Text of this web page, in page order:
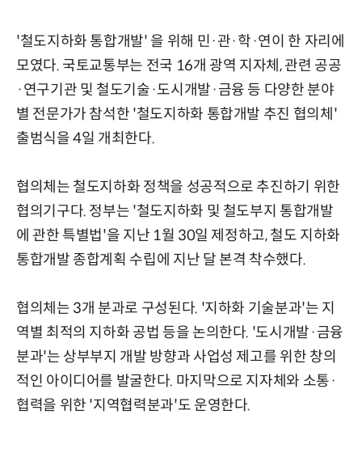
'철도지하화 통합개발' 을 위해 민·관·학·연이 한 자리에
모였다. 국토교통부는 전국 16개 광역 지자체, 관련 공공
·연구기관 및 철도기술·도시개발·금융 등 다양한 분야
별 전문가가 참석한 '철도지하화 통합개발 추진 협의체'
출범식을 4일 개최한다.
협의체는 철도지하화 정책을 성공적으로 추진하기 위한
협의기구다. 정부는 '철도지하화 및 철도부지 통합개발
에 관한 특별법'을 지난 1월 30일 제정하고, 철도 지하화
통합개발 종합계획 수립에 지난 달 본격 착수했다.
협의체는 3개 분과로 구성된다. '지하화 기술분과'는 지
역별 최적의 지하화 공법 등을 논의한다. '도시개발·금융
분과'는 상부부지 개발 방향과 사업성 제고를 위한 창의
적인 아이디어를 발굴한다. 마지막으로 지자체와 소통·
협력을 위한 '지역협력분과'도 운영한다.